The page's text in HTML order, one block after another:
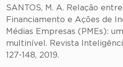
SANTOS, M. A. Relação
Financiamento e Ações de
Médias Empresas (PMEs):
multinível. Revista
127-148, 2019.